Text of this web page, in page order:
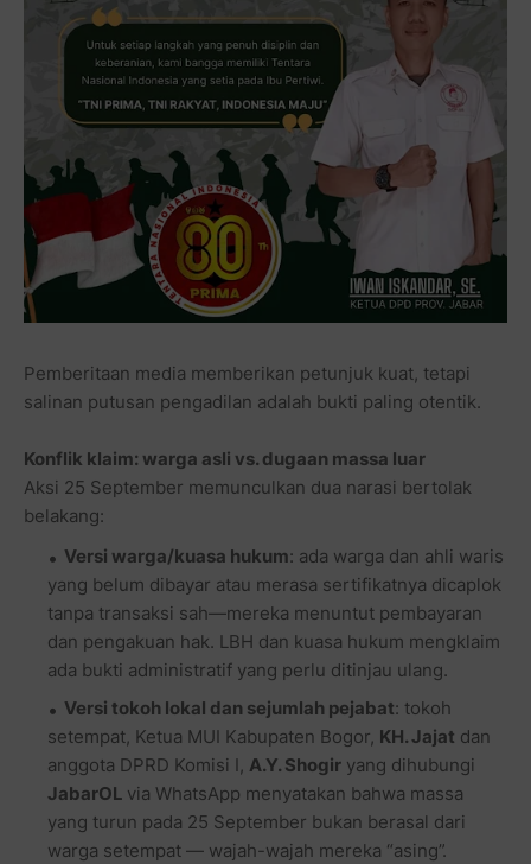
Pemberitaan media memberikan petunjuk kuat, tetapi
salinan putusan pengadilan adalah bukti paling otentik.
Konflik klaim: warga asli vs. dugaan massa luar
Aksi 25 September memunculkan dua narasi bertolak
belakang:
Versi warga/kuasa hukum: ada warga dan ahli waris
yang belum dibayar atau merasa sertifikatnya dicaplok
tanpa transaksi sah—mereka menuntut pembayaran
dan pengakuan hak. LBH dan kuasa hukum mengklaim
ada bukti administratif yang perlu ditinjau ulang.
Versi tokoh lokal dan sejumlah pejabat: tokoh
setempat, Ketua MUI Kabupaten Bogor, KH. Jajat dan
anggota DPRD Komisi I, A.Y. Shogir yang dihubungi
JabarOL via WhatsApp menyatakan bahwa massa
yang turun pada 25 September bukan berasal dari
warga setempat — wajah-wajah mereka “asing”.